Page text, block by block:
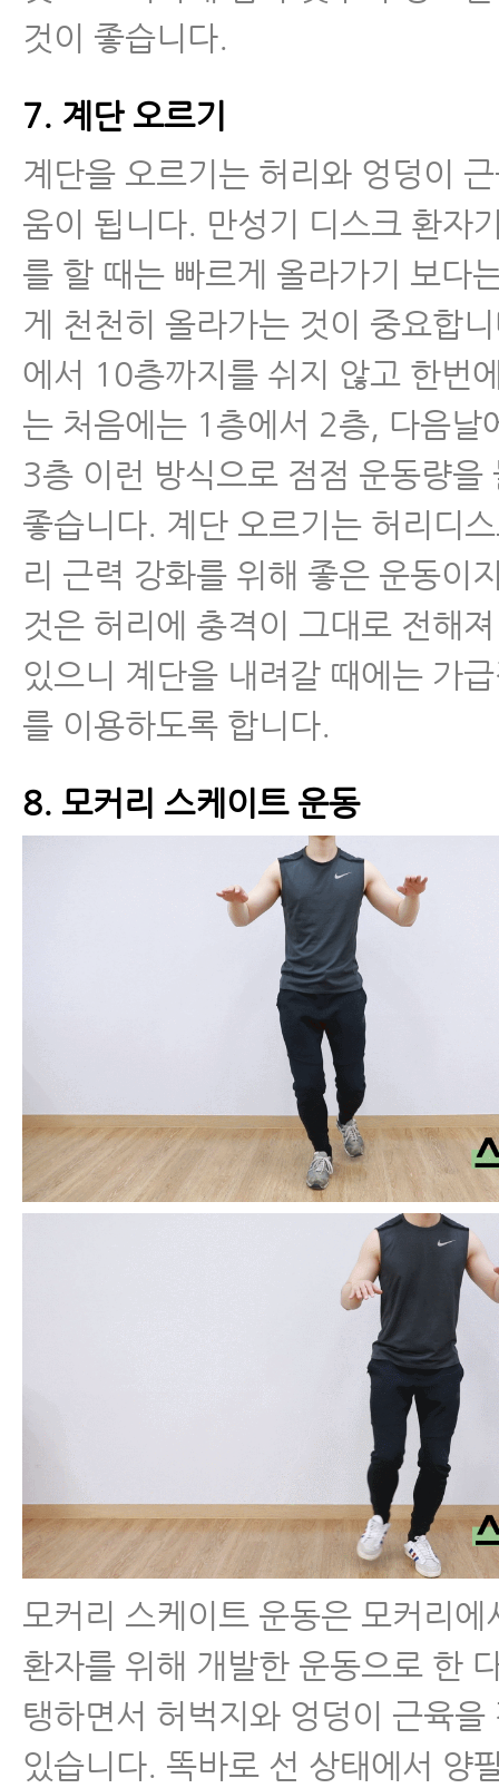
것이 좋습니다.
7. 계단 오르기
계단을 오르기는 허리와 엉덩이
움이 됩니다. 만성기 디스크 환자
를 할 때는 빠르게 올라가기 보다
게 천천히 올라가는 것이 중요합
에서 10층까지를 쉬지 않고 한번
는 처음에는 1층에서 2층, 다음날
3층 이런 방식으로 점점 운동량을
좋습니다. 계단 오르기는 허리디
리 근력 강화를 위해 좋은 운동이
것은 허리에 충격이 그대로 전해
있으니 계단을 내려갈 때에는 가
를 이용하도록 합니다.
8. 모커리 스케이트 운동
모커리 스케이트 운동은 모커리에
환자를 위해 개발한 운동으로 한
탱하면서 허벅지와 엉덩이 근육을
있습니다. 똑바로 선 상태에서 양